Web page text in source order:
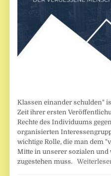
Klassen einander schulden"
Zeit ihrer ersten
Rechte des Individuums
organisierten
wichtige Rolle, die man dem
Mitte in unserer sozialen
zugestehen muss.